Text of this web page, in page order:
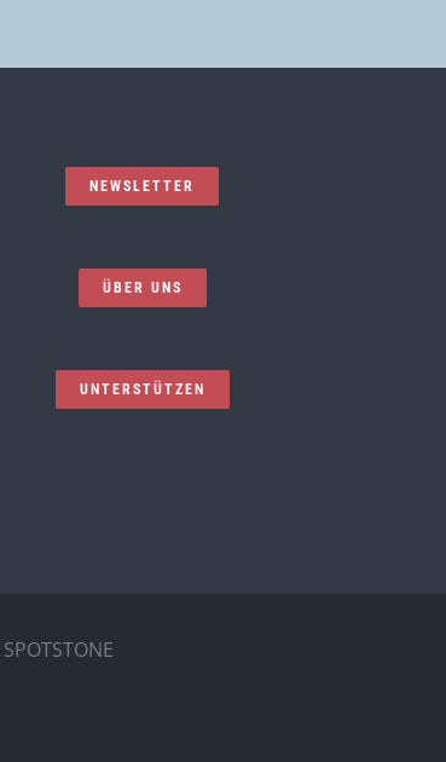
NEWSLETTER
ÜBER UNS
UNTERSTÜTZEN
SPOTSTONE